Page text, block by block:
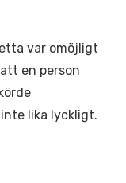
var omöjligt
en person
lika lyckligt.